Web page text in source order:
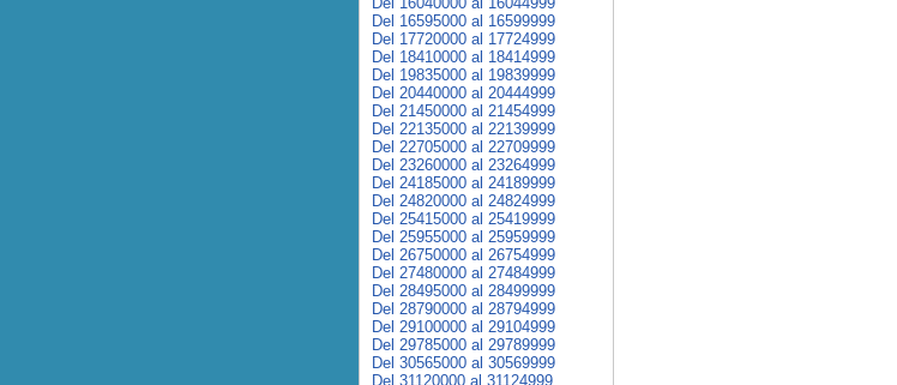
Del 16595000 al 16599999
Del 17720000 al 17724999
Del 18410000 al 18414999
Del 19835000 al 19839999
Del 20440000 al 20444999
Del 21450000 al 21454999
Del 22135000 al 22139999
Del 22705000 al 22709999
Del 23260000 al 23264999
Del 24185000 al 24189999
Del 24820000 al 24824999
Del 25415000 al 25419999
Del 25955000 al 25959999
Del 26750000 al 26754999
Del 27480000 al 27484999
Del 28495000 al 28499999
Del 28790000 al 28794999
Del 29100000 al 29104999
Del 29785000 al 29789999
Del 30565000 al 30569999
Del 31120000 al 31124999